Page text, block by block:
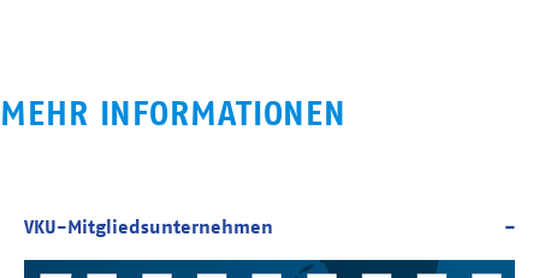
MEHR INFORMATIONEN